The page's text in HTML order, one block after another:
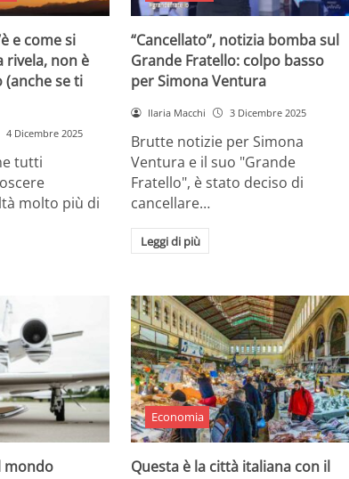
e come si
rivela, non è
se ti
4 Dicembre 2025
tutti
molto più di
“Cancellato”, notizia bomba sul
Grande Fratello: colpo basso
per Simona Ventura
Ilaria Macchi 3 Dicembre 2025
Brutte notizie per Simona
Ventura e il suo "Grande
Fratello", è stato deciso di
cancellare…
Leggi di più
mondo
Economia
Questa è la città italiana con il